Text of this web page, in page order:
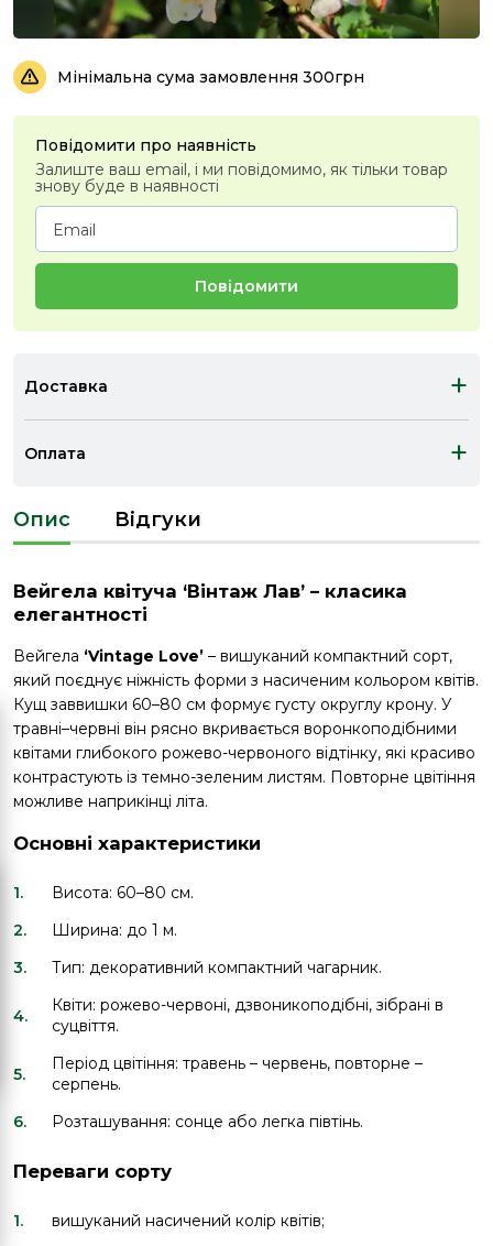
Мінімальна сума замовлення 300грн
Повідомити про наявність
Залиште ваш email, і ми повідомимо, як тільки товар
знову буде в наявності
Повідомити
Доставка +
Оплата +
Опис Відгуки
Вейгела квітуча ‘Вінтаж Лав’ – класика
елегантності
Вейгела ‘Vintage Love’ – вишуканий компактний сорт,
який поєднує ніжність форми з насиченим кольором квітів.
Кущ заввишки 60–80 см формує густу округлу крону. У
травні–червні він рясно вкривається воронкоподібними
квітами глибокого рожево-червоного відтінку, які красиво
контрастують із темно-зеленим листям. Повторне цвітіння
можливе наприкінці літа.
Основні характеристики
Висота: 60–80 см.
Ширина: до 1 м.
Тип: декоративний компактний чагарник.
Квіти: рожево-червоні, дзвоникоподібні, зібрані в
суцвіття.
Період цвітіння: травень – червень, повторне –
серпень.
Розташування: сонце або легка півтінь.
Переваги сорту
вишуканий насичений колір квітів;